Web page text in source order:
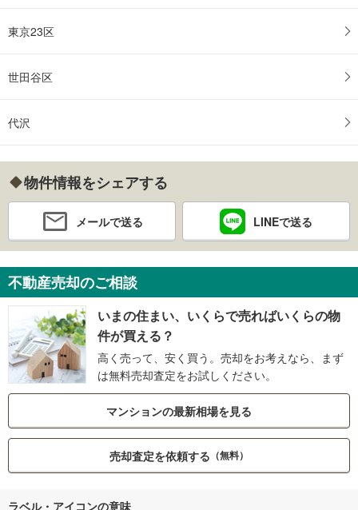
東京23区
世田谷区
代沢
物件情報をシェアする
メールで送る LINEで送る
不動産売却のご相談
いまの住まい、いくらで売ればいくらの物
件が買える？
高く売って、安く買う。売却をお考えなら、まず
は無料売却査定をお試しください。
マンションの最新相場を見る
売却査定を依頼する （無料）
ラベル・アイコンの意味